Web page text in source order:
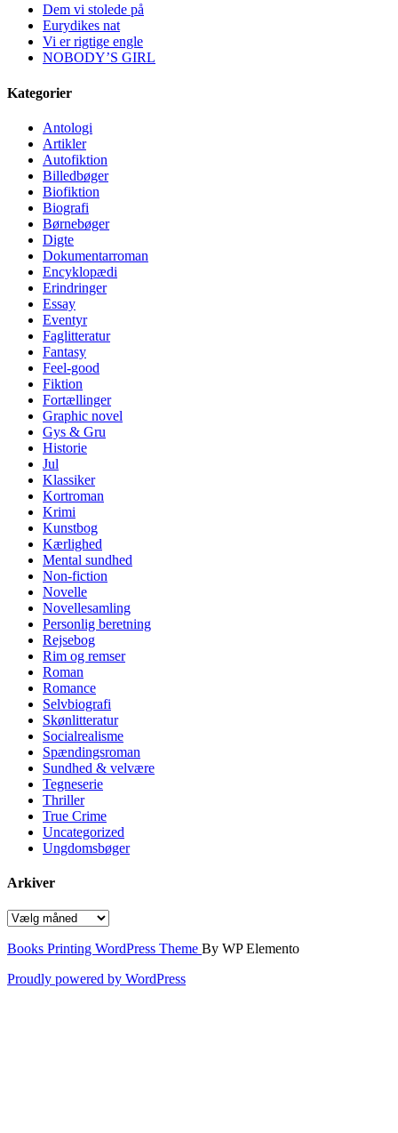
Dem vi stolede på
Eurydikes nat
Vi er rigtige engle
NOBODY’S GIRL
Kategorier
Antologi
Artikler
Autofiktion
Billedbøger
Biofiktion
Biografi
Børnebøger
Digte
Dokumentarroman
Encyklopædi
Erindringer
Essay
Eventyr
Faglitteratur
Fantasy
Feel-good
Fiktion
Fortællinger
Graphic novel
Gys & Gru
Historie
Jul
Klassiker
Kortroman
Krimi
Kunstbog
Kærlighed
Mental sundhed
Non-fiction
Novelle
Novellesamling
Personlig beretning
Rejsebog
Rim og remser
Roman
Romance
Selvbiografi
Skønlitteratur
Socialrealisme
Spændingsroman
Sundhed & velvære
Tegneserie
Thriller
True Crime
Uncategorized
Ungdomsbøger
Arkiver
Arkiver
Books Printing WordPress Theme By WP Elemento
Proudly powered by WordPress